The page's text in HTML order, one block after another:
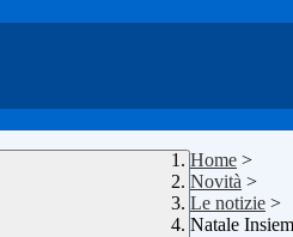
Home >
Novità >
Le notizie >
Natale